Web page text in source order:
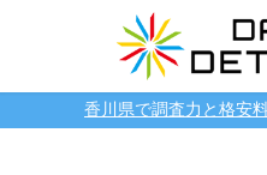
香川県で調査力と格安